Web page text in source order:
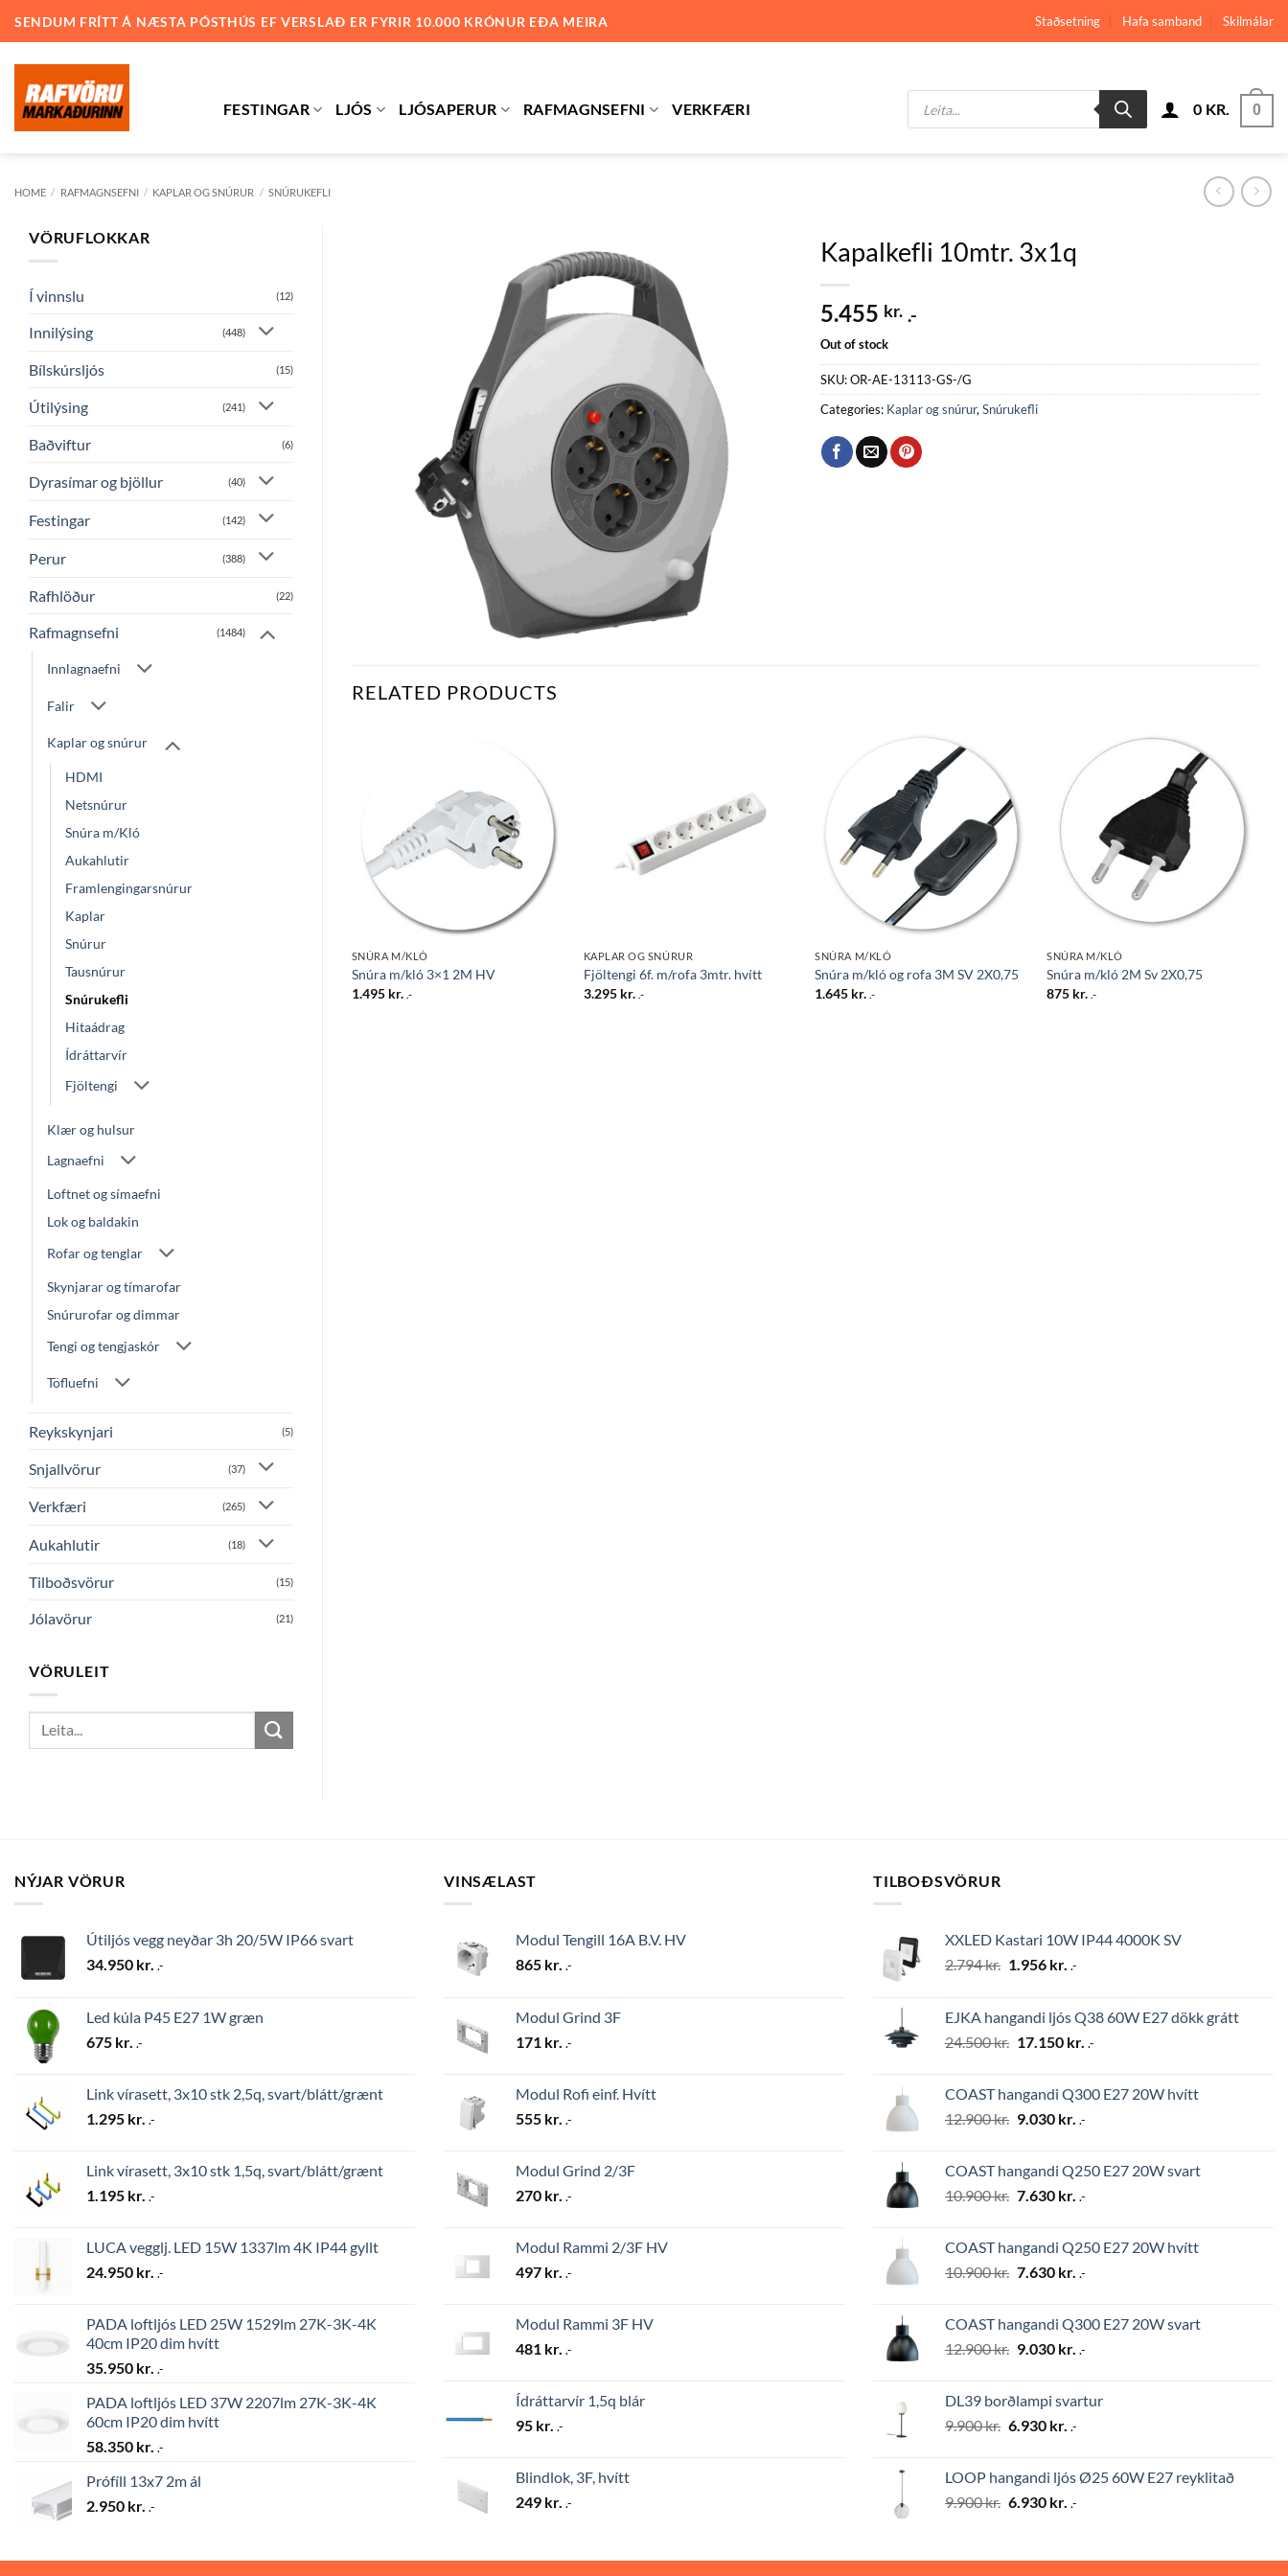
SENDUM FRÍTT Á NÆSTA PÓSTHÚS EF VERSLAÐ ER FYRIR 10.000 KRÓNUR EÐA MEIRA Staðsetning Hafa samband Skilmálar
FESTINGAR LJÓS LJÓSAPERUR RAFMAGNSEFNI VERKFÆRI
Products
search
0 KR. 0
HOME / RAFMAGNSEFNI / KAPLAR OG SNÚRUR / SNÚRUKEFLI
VÖRUFLOKKAR
Í vinnslu (12)
Innilýsing (448)
Bílskúrsljós (15)
Útilýsing (241)
Baðviftur (6)
Dyrasímar og bjöllur (40)
Festingar (142)
Perur (388)
Rafhlöður (22)
Rafmagnsefni (1484)
Innlagnaefni
Falir
Kaplar og snúrur
HDMI
Netsnúrur
Snúra m/Kló
Aukahlutir
Framlengingarsnúrur
Kaplar
Snúrur
Tausnúrur
Snúrukefli
Hitaádrag
Ídráttarvír
Fjöltengi
Klær og hulsur
Lagnaefni
Loftnet og símaefni
Lok og baldakin
Rofar og tenglar
Skynjarar og tímarofar
Snúrurofar og dimmar
Tengi og tengjaskór
Töfluefni
Reykskynjari (5)
Snjallvörur (37)
Verkfæri (265)
Aukahlutir (18)
Tilboðsvörur (15)
Jólavörur (21)
VÖRULEIT
Search
Kapalkefli 10mtr. 3x1q
5.455 kr. .-
Out of stock
SKU:OR-AE-13113-GS-/G
Categories: Kaplar og snúrur, Snúrukefli
RELATED PRODUCTS
Bæta
óskalista
SNÚRA M/KLÓ
Snúra m/kló 3×1 2M HV
1.495 kr. .-
við á
óskalista
KAPLAR OG SNÚRUR
Fjöltengi 6f. m/rofa 3mtr. hvítt
3.295 kr. .-
Bæta
óskalista
SNÚRA M/KLÓ
Snúra m/kló og rofa 3M SV 2X0,75
1.645 kr. .-
Bæta
við á
óskalista
SNÚRA M/KLÓ
Snúra m/kló 2M Sv 2X0,75
875 kr. .-
Bæta
óskalista
1,4mtr. hvítt
Snúra m/kló og rofa 3M HV 2X0,75
1.645
NÝJAR VÖRUR
Útiljós vegg neyðar 3h 20/5W IP66 svart
34.950 kr. .-
Led kúla P45 E27 1W græn
675 kr. .-
Link vírasett, 3x10 stk 2,5q, svart/blátt/grænt
1.295 kr. .-
Link vírasett, 3x10 stk 1,5q, svart/blátt/grænt
1.195 kr. .-
LUCA vegglj. LED 15W 1337lm 4K IP44 gyllt
24.950 kr. .-
PADA loftljós LED 25W 1529lm 27K-3K-4K
40cm IP20 dim hvítt
35.950 kr. .-
PADA loftljós LED 37W 2207lm 27K-3K-4K
60cm IP20 dim hvítt
58.350 kr. .-
Prófíll 13x7 2m ál
2.950 kr. .-
VINSÆLAST
Modul Tengill 16A B.V. HV
865 kr. .-
Modul Grind 3F
171 kr. .-
Modul Rofi einf. Hvítt
555 kr. .-
Modul Grind 2/3F
270 kr. .-
Modul Rammi 2/3F HV
497 kr. .-
Modul Rammi 3F HV
481 kr. .-
Ídráttarvír 1,5q blár
95 kr. .-
Blindlok, 3F, hvítt
249 kr. .-
TILBOÐSVÖRUR
XXLED Kastari 10W IP44 4000K SV
2.794kr. Original
2.794 kr..
1.956 kr. Current
1.956 kr..
.-
EJKA hangandi ljós Q38 60W E27 dökk grátt
24.500kr. Original
24.500 kr..
17.150 kr. Current
17.150 kr..
.-
COAST hangandi Q300 E27 20W hvítt
12.900kr. Original
12.900 kr..
9.030 kr. Current
9.030 kr..
.-
COAST hangandi Q250 E27 20W svart
10.900kr. Original
10.900 kr..
7.630 kr. Current
7.630 kr..
.-
COAST hangandi Q250 E27 20W hvítt
10.900kr. Original
10.900 kr..
7.630 kr. Current
7.630 kr..
.-
COAST hangandi Q300 E27 20W svart
12.900kr. Original
12.900 kr..
9.030 kr. Current
9.030 kr..
.-
DL39 borðlampi svartur
9.900kr. Original
9.900 kr..
6.930 kr. Current
6.930 kr..
.-
LOOP hangandi ljós Ø25 60W E27 reyklitað
9.900kr. Original
9.900 kr..
6.930 kr. Current
6.930 kr..
.-